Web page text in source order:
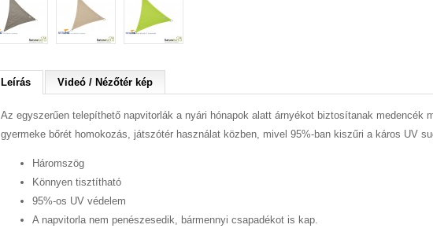
Leírás Videó / Nézőtér kép
Az egyszerűen telepíthető napvitorlák a nyári hónapok alatt árnyékot biztosítanak medencék
gyermeke bőrét homokozás, játszótér használat közben, mivel 95%-ban kiszűri a káros UV
Háromszög
​Könnyen tisztítható
95%-os UV védelem
A napvitorla nem penészesedik, bármennyi csapadékot is kap.